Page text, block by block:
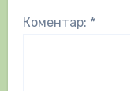
Коментар: *